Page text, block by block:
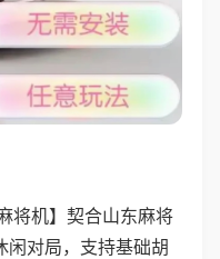
将机】契合山东麻将
闲对局，支持基础胡